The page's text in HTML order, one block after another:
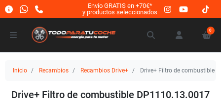
Envío GRATIS en +70€*
y productos seleccionados
0
Inicio Recambios Recambios Drive+ Drive+ Filtro de combustible
Drive+ Filtro de combustible DP1110.13.0017